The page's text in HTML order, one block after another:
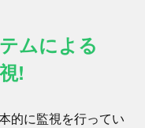
ムによる
!
的に監視を行ってい